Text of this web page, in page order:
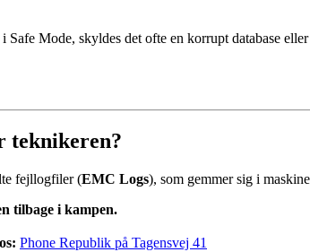
Safe Mode, skyldes det ofte en korrupt database
teknikeren?
fejllogfiler (EMC Logs), som gemmer sig i
tilbage i kampen.
Phone Republik på Tagensvej 41